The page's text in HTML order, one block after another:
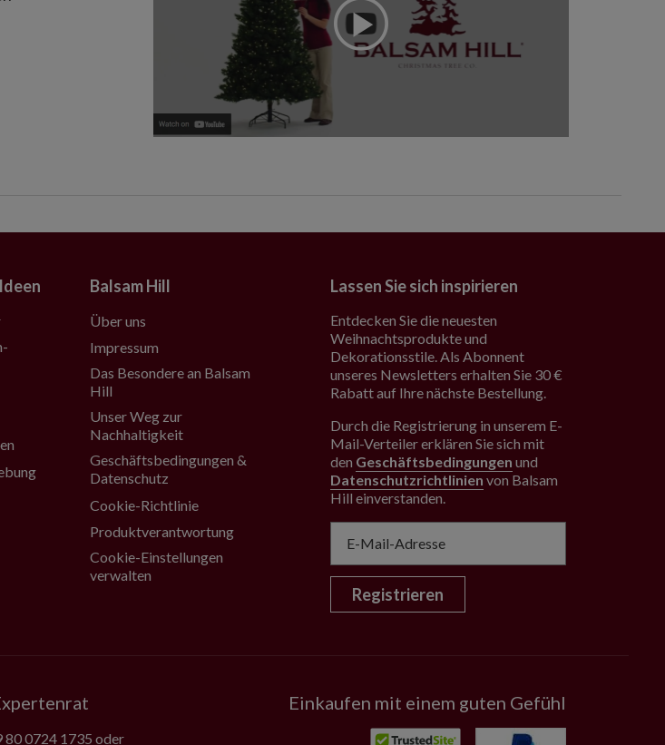
Balsam Hill
Über uns
Impressum
Das Besondere an Balsam
Hill
Unser Weg zur
Nachhaltigkeit
Geschäftsbedingungen &
Datenschutz
Cookie-Richtlinie
Produktverantwortung
Cookie-Einstellungen
verwalten
Lassen Sie sich inspirieren
Entdecken Sie die neuesten
Weihnachtsprodukte und
Dekorationsstile. Als Abonnent
unseres Newsletters erhalten Sie 30 €
Rabatt auf Ihre nächste Bestellung.
Durch die Registrierung in unserem E-
Mail-Verteiler erklären Sie sich mit
den Geschäftsbedingungen und
Datenschutzrichtlinien von Balsam
Hill einverstanden
Registrieren
80 0724 1735 oder
Einkaufen mit einem guten Gefühl